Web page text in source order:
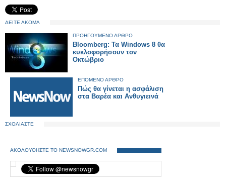
ΔΕΙΤΕ ΑΚΟΜΑ
ΠΡΟΗΓΟΥΜΕΝΟ ΑΡΘΡΟ
Bloomberg: Τα Windows 8 θα
κυκλοφορήσουν τον
Οκτώβριο
ΕΠΟΜΕΝΟ ΑΡΘΡΟ
Πώς θα γίνεται η ασφάλιση
στα Βαρέα και Ανθυγιεινά
ΣΧΟΛΙΑΣΤΕ
ΑΚΟΛΟΥΘΗΣΤΕ ΤΟ NEWSNOWGR.COM